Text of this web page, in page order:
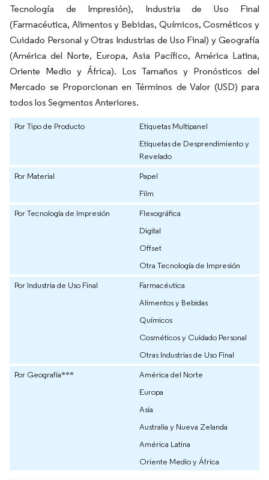
Tecnología de Impresión), Industria de Uso Final
(Farmacéutica, Alimentos y Bebidas, Químicos, Cosméticos y
Cuidado Personal y Otras Industrias de Uso Final) y Geografía
(América del Norte, Europa, Asia Pacífico, América Latina,
Oriente Medio y África). Los Tamaños y Pronósticos del
Mercado se Proporcionan en Términos de Valor (USD) para
todos los Segmentos Anteriores.
Por Tipo de Producto
Etiquetas Multipanel
Etiquetas de Desprendimiento y
Revelado
Por Material
Papel
Film
Por Tecnología de Impresión
Flexográfica
Digital
Offset
Otra Tecnología de Impresión
Por Industria de Uso Final
Farmacéutica
Alimentos y Bebidas
Químicos
Cosméticos y Cuidado Personal
Otras Industrias de Uso Final
Por Geografía***
América del Norte
Europa
Asia
Australia y Nueva Zelanda
América Latina
Oriente Medio y África